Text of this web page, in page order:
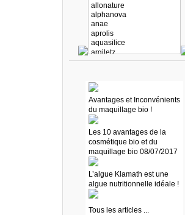
Avantages et Inconvénients
du maquillage bio !
Les 10 avantages de la
cosmétique bio et du
maquillage bio 08/07/2017
L’algue Klamath est une
algue nutritionnelle idéale !
Tous les articles ...